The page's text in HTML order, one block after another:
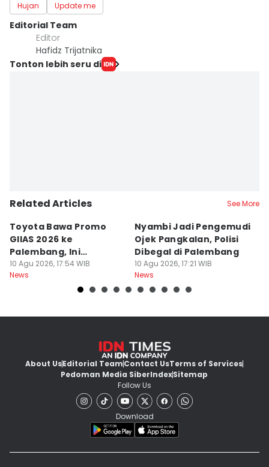
Hujan
Update me
Editorial Team
Editor
Hafidz Trijatnika
Tonton lebih seru di
Related Articles See More
Toyota Bawa Promo
GIIAS 2026 ke
Palembang, Ini
Penawaran
Menariknya!
10 Agu 2026, 17:54 WIB
News
Nyambi Jadi Pengemudi
Ojek Pangkalan, Polisi
Dibegal di Palembang
10 Agu 2026, 17:21 WIB
News
About UsEditorial TeamContact UsTerms of Services
Pedoman Media SiberIndexSitemap
Follow Us
Download